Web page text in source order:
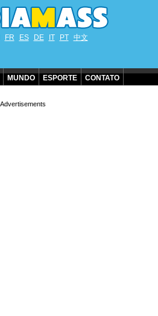
FR ES DE IT PT 中文
MUNDO ESPORTE CONTATO